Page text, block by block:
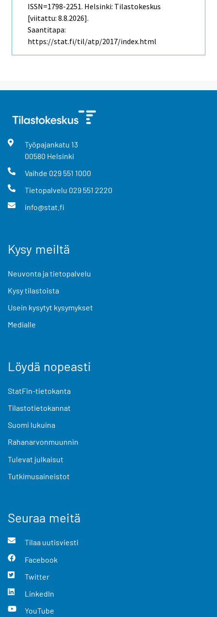
ISSN=1798-2251. Helsinki: Tilastokeskus
[viitattu: 8.8.2026].
Saantitapa:
https://stat.fi/til/atp/2017/index.html
Työpajankatu 13
00580 Helsinki
Vaihde 029 551 1000
Tietopalvelu 029 551 2220
info@stat.fi
Kysy meiltä
Neuvonta ja tietopalvelu
Kysy tilastoista
Usein kysytyt kysymykset
Medialle
Löydä nopeasti
StatFin-tietokanta
Tilastotietokannat
Suomi lukuina
Rahanarvonmuunnin
Tulevat julkaisut
Tutkimusaineistot
Seuraa meitä
Tilaa uutisviesti
Facebook
Twitter
LinkedIn
YouTube